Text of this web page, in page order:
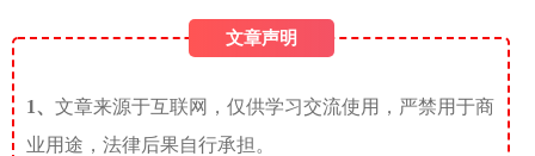
文章声明
1、 文章来源于互联网，仅供学习交流使用，严禁用于商
业用途，法律后果自行承担。